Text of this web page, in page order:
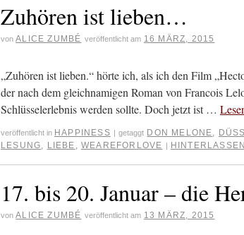
Zuhören ist lieben…
von ALICE ZUMBÉ veröffentlicht am 16 MÄRZ, 2015
„Zuhören ist lieben.“ hörte ich, als ich den Film
der nach dem gleichnamigen Roman von Francois
Schlüsselerlebnis werden sollte. Doch jetzt ist …
veröffentlicht in HAPPINESS | getaggt DON MELONE,
LESUNG, LIEBE ,WEAREFORLOVE |
17. bis 20. Januar – die
von ALICE ZUMBÉ veröffentlicht am 13 MÄRZ, 2015